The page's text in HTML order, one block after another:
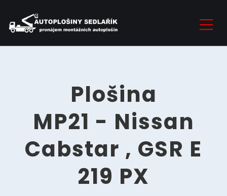
Plošina
MP21 - Nissan
Cabstar , GSR E
219 PX